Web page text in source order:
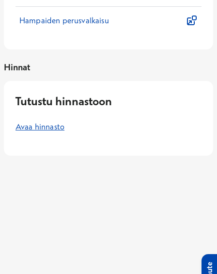
Hampaiden perusvalkaisu
Hinnat
Tutustu hinnastoon
Avaa hinnasto